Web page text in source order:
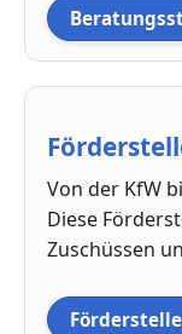
Von der KfW
Diese
Zuschüssen